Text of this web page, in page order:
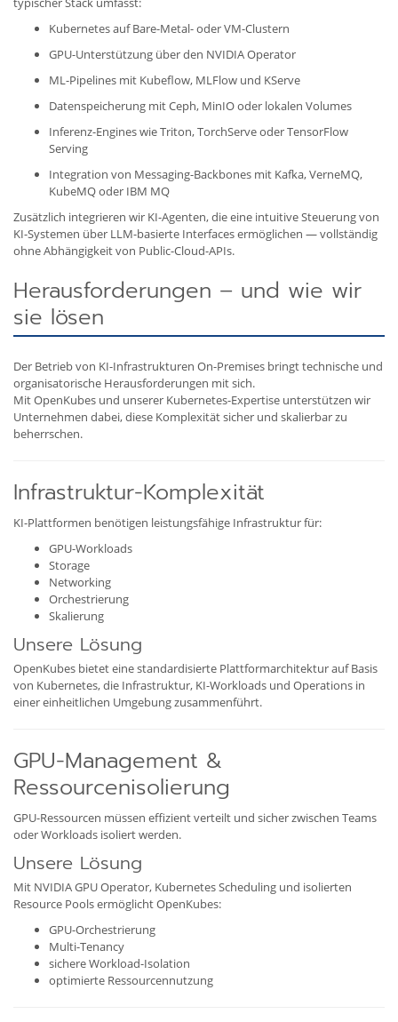
Kubernetes auf Bare-Metal- oder VM-Clustern
GPU-Unterstützung über den NVIDIA Operator
ML-Pipelines mit Kubeflow, MLFlow und KServe
Datenspeicherung mit Ceph, MinIO oder lokalen Volumes
Inferenz-Engines wie Triton, TorchServe oder TensorFlow
Serving
Integration von Messaging-Backbones mit Kafka, VerneMQ,
KubeMQ oder IBM MQ
Zusätzlich integrieren wir KI-Agenten, die eine intuitive Steuerung von
KI-Systemen über LLM-basierte Interfaces ermöglichen — vollständig
ohne Abhängigkeit von Public-Cloud-APIs.
Herausforderungen – und wie wir
sie lösen
Der Betrieb von KI-Infrastrukturen On-Premises bringt technische und
organisatorische Herausforderungen mit sich.
Mit OpenKubes und unserer Kubernetes-Expertise unterstützen wir
Unternehmen dabei, diese Komplexität sicher und skalierbar zu
beherrschen.
Infrastruktur-Komplexität
KI-Plattformen benötigen leistungsfähige Infrastruktur für:
GPU-Workloads
Storage
Networking
Orchestrierung
Skalierung
Unsere Lösung
OpenKubes bietet eine standardisierte Plattformarchitektur auf Basis
von Kubernetes, die Infrastruktur, KI-Workloads und Operations in
einer einheitlichen Umgebung zusammenführt.
GPU-Management &
Ressourcenisolierung
GPU-Ressourcen müssen effizient verteilt und sicher zwischen Teams
oder Workloads isoliert werden.
Unsere Lösung
Mit NVIDIA GPU Operator, Kubernetes Scheduling und isolierten
Resource Pools ermöglicht OpenKubes:
GPU-Orchestrierung
Multi-Tenancy
sichere Workload-Isolation
optimierte Ressourcennutzung